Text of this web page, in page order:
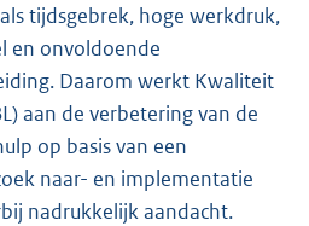
tijdsgebrek, hoge werkdruk,
en onvoldoende
Daarom werkt Kwaliteit
aan de verbetering van de
op basis van een
naar- en implementatie
nadrukkelijk aandacht.